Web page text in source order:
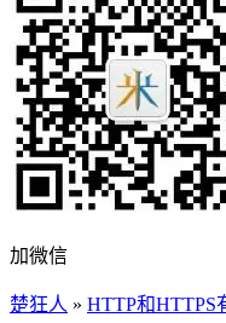
加微信
楚狂人 » HTTP和HTTPS